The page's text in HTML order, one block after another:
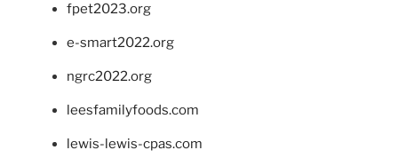
fpet2023.org
e-smart2022.org
ngrc2022.org
leesfamilyfoods.com
lewis-lewis-cpas.com